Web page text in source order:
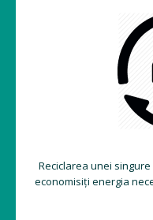
Reciclarea unei
economisiți energia